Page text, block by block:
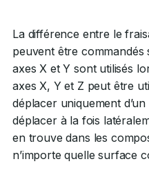
La différence entre le
peuvent être commandés
axes X et Y sont utilisés
axes X, Y et Z peut être
déplacer uniquement
déplacer à la fois
en trouve dans les
n’importe quelle surface